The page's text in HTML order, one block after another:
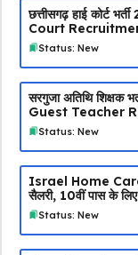
छत्तीसगढ़ हाई कोर्ट
Court
Status: New
सरगुजा अतिथि
Guest Teacher
Status: New
Israel Home
सैलरी, 10वीं पास के
Status: New